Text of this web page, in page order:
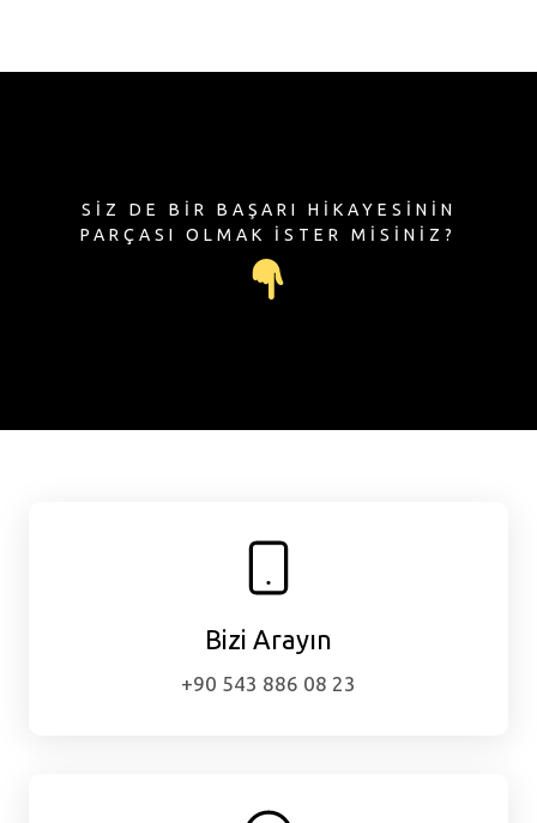
SİZ DE BİR BAŞARI HİKAYESİNİN
PARÇASI OLMAK İSTER MİSİNİZ?
Bizi Arayın
+90 543 886 08 23